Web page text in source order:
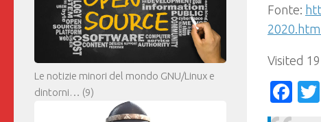
Fonte:
Visited
Le notizie minori del mondo GNU/Linux e
dintorni… (9)